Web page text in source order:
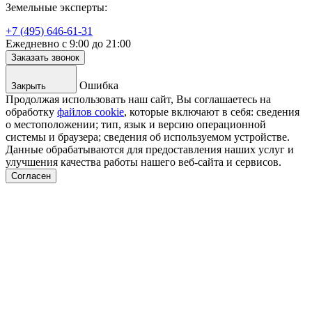
Земельные эксперты:
+7 (495) 646-61-31
Ежедневно с 9:00 до 21:00
Заказать звонок
Закрыть
Ошибка
Продолжая использовать наш сайт, Вы соглашаетесь на
обработку файлов cookie, которые включают в себя: сведения
о местоположении; тип, язык и версию операционной
системы и браузера; сведения об используемом устройстве.
Данные обрабатываются для предоставления наших услуг и
улучшения качества работы нашего веб-сайта и сервисов.
Согласен